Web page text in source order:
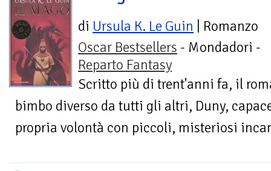
di Ursula K. Le Guin | Romanzo
Oscar Bestsellers - Mondadori -
Reparto Fantasy
Scritto più di trent'anni fa, il
bimbo diverso da tutti gli altri, Duny,
propria volontà con piccoli, misteriosi